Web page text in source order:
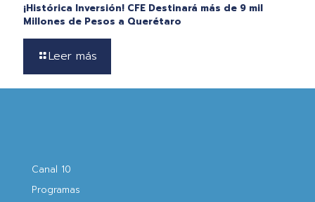
¡Histórica Inversión! CFE Destinará más de 9 mil
Millones de Pesos a Querétaro
Leer más
Canal 10
Programas